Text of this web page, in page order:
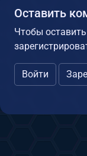
Оставить
Чтобы
Войти